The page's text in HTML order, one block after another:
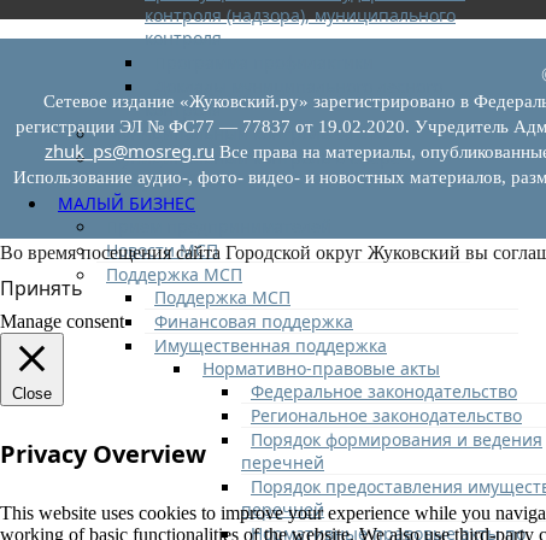
контроля (надзора), муниципального
контроля
контроля
Муниципальный контроль за ЕТО
Муниципальный контроль в сфере
благоустройства
МАЛЫЙ БИЗНЕС
Новости МСП
Поддержка МСП
Поддержка МСП
Финансовая поддержка
Имущественная поддержка
Нормативно-правовые акты
Федеральное законодательство
Региональное законодательство
Порядок формирования и ведения
перечней
Порядок предоставления
перечней
Нормативные правовые акты по
Сетевое издание «Жуковский.ру» зарегистрировано в
регистрации ЭЛ № ФС77 — 77837 от 19.02.2020. Учредитель
zhuk_ps@mosreg.ru Все права на материалы,
Использование аудио-, фото- видео- и новостных материалов,
Во время посещения сайта Городской округ Жуковский вы
Принять
Manage consent
Close
Privacy Overview
This website uses cookies to improve your experience while you
working of basic functionalities of the website. We also use third-